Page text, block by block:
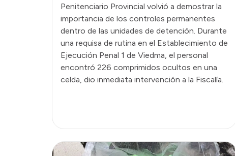
Penitenciario Provincial volvió a demostrar la
importancia de los controles permanentes
dentro de las unidades de detención. Durante
una requisa de rutina en el Establecimiento de
Ejecución Penal 1 de Viedma, el personal
encontró 226 comprimidos ocultos en una
celda, dio inmediata intervención a la Fiscalía.